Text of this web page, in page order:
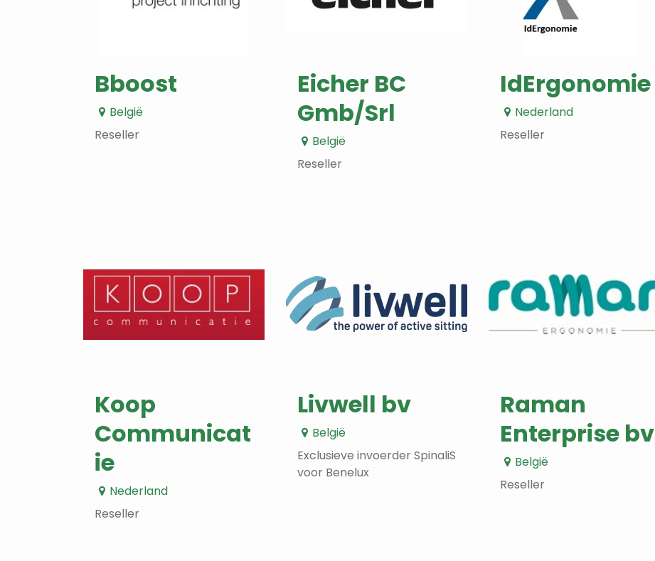
Bboost
België
Reseller
Eicher BC
Gmb/Srl
België
Reseller
IdErgonomie
Nederland
Reseller
Koop
Communicat
ie
Nederland
Reseller
Livwell bv
België
Exclusieve invoerder SpinaliS
voor Benelux
Raman
Enterprise bv
België
Reseller